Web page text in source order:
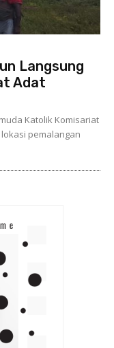
Langsung
Adat
Katolik Komisariat
pemalangan